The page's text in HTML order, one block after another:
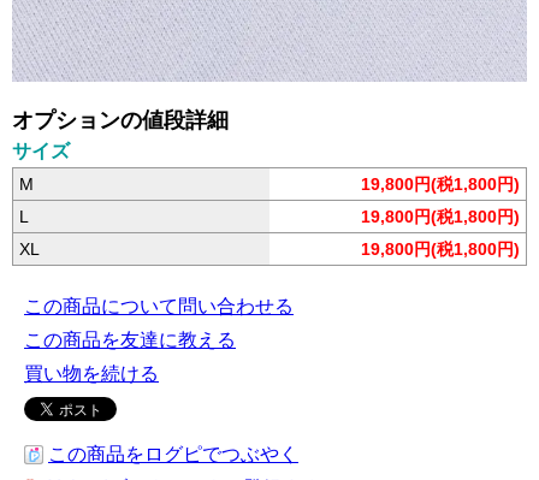
オプションの値段詳細
サイズ
M
19,800円(税1,800円)
L
19,800円(税1,800円)
XL
19,800円(税1,800円)
この商品について問い合わせる
この商品を友達に教える
買い物を続ける
この商品をログピでつぶやく